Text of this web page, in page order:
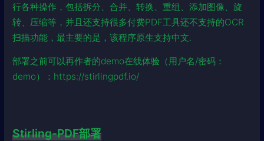
行各种操作，包括拆分、合并、转换、重组、添加图像、旋
转、压缩等，并且还支持很多付费PDF工具还不支持的OCR
扫描功能，最主要的是，该程序原生支持中文.
部署之前可以再作者的demo在线体验（用户名/密码：
demo）： https://stirlingpdf.io/
Stirling-PDF部署